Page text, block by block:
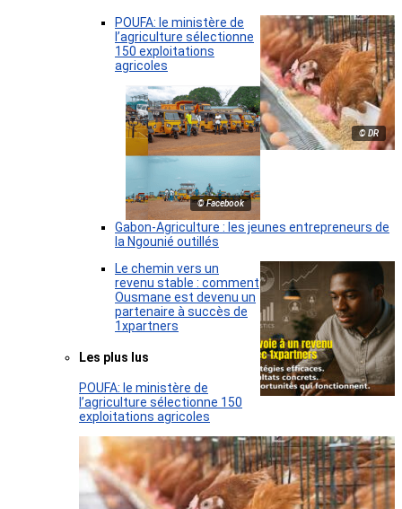
© DR
POUFA: le ministère de
l’agriculture sélectionne
150 exploitations
agricoles
© Facebook
Gabon-Agriculture : les jeunes entrepreneurs de
la Ngounié outillés
Le chemin vers un
revenu stable : comment
Ousmane est devenu un
partenaire à succès de
1xpartners
Les plus lus
POUFA: le ministère de
l’agriculture sélectionne 150
exploitations agricoles